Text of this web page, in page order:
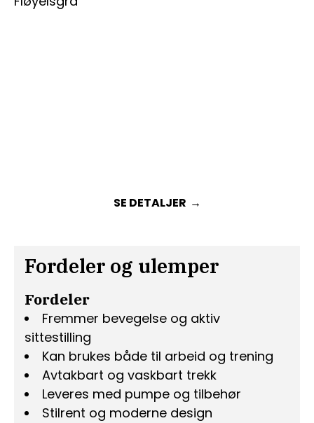
Fordeler og ulemper
Fordeler
Fremmer bevegelse og aktiv
sittestilling
Kan brukes både til arbeid og trening
Avtakbart og vaskbart trekk
Leveres med pumpe og tilbehør
Stilrent og moderne design
SE DETALJER